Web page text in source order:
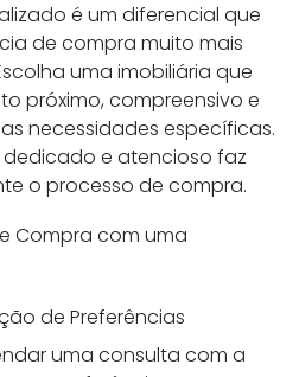
é um diferencial que
de compra muito mais
uma imobiliária que
próximo, compreensivo e
necessidades específicas.
dedicado e atencioso faz
o processo de compra.
Compra com uma
de Preferências
uma consulta com a